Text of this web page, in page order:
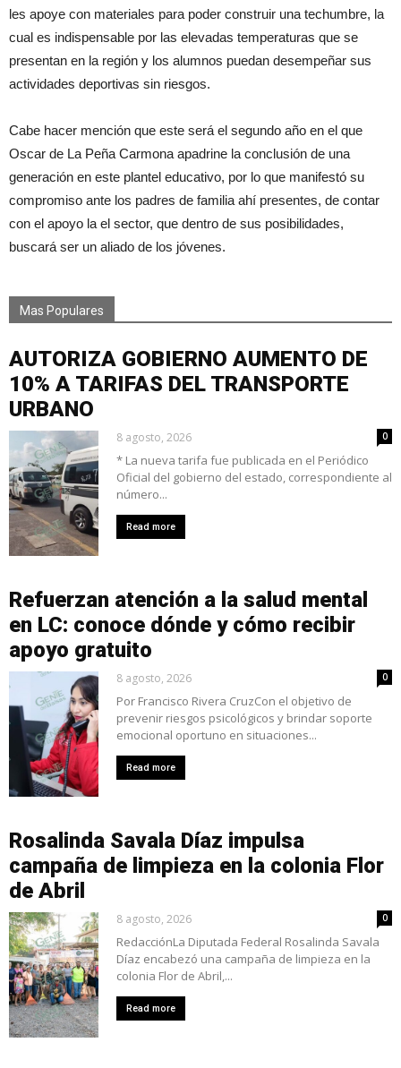
les apoye con materiales para poder construir una techumbre, la
cual es indispensable por las elevadas temperaturas que se
presentan en la región y los alumnos puedan desempeñar sus
actividades deportivas sin riesgos.
Cabe hacer mención que este será el segundo año en el que
Oscar de La Peña Carmona apadrine la conclusión de una
generación en este plantel educativo, por lo que manifestó su
compromiso ante los padres de familia ahí presentes, de contar
con el apoyo la el sector, que dentro de sus posibilidades,
buscará ser un aliado de los jóvenes.
Mas Populares
AUTORIZA GOBIERNO AUMENTO DE
10% A TARIFAS DEL TRANSPORTE
URBANO
8 agosto, 2026 0
* La nueva tarifa fue publicada en el Periódico
Oficial del gobierno del estado, correspondiente al
número...
Read more
Refuerzan atención a la salud mental
en LC: conoce dónde y cómo recibir
apoyo gratuito
8 agosto, 2026 0
Por Francisco Rivera CruzCon el objetivo de
prevenir riesgos psicológicos y brindar soporte
emocional oportuno en situaciones...
Read more
Rosalinda Savala Díaz impulsa
campaña de limpieza en la colonia Flor
de Abril
8 agosto, 2026 0
RedacciónLa Diputada Federal Rosalinda Savala
Díaz encabezó una campaña de limpieza en la
colonia Flor de Abril,...
Read more